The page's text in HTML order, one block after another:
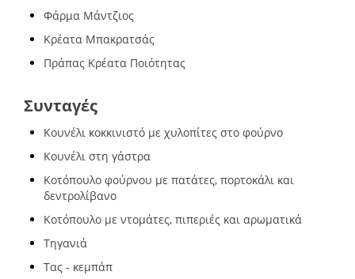
Φάρμα Μάντζιος
Κρέατα Μπακρατσάς
Πράπας Κρέατα Ποιότητας
Συνταγές
Κουνέλι κοκκινιστό με χυλοπίτες στο φούρνο
Κουνέλι στη γάστρα
Κοτόπουλο φούρνου με πατάτες, πορτοκάλι και
δεντρολίβανο
Κοτόπουλο με ντομάτες, πιπεριές και αρωματικά
Τηγανιά
Τας - κεμπάπ